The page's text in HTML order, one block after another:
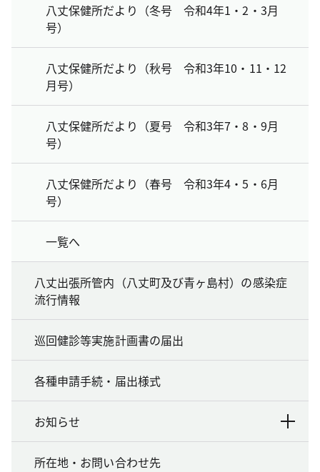
八丈保健所だより（冬号 令和4年1・2・3月
号）
八丈保健所だより（秋号 令和3年10・11・12
月号）
八丈保健所だより（夏号 令和3年7・8・9月
号）
八丈保健所だより（春号 令和3年4・5・6月
号）
一覧へ
八丈出張所管内（八丈町及び青ヶ島村）の感染症
流行情報
巡回健診等実施計画書の届出
各種申請手続・届出様式
お知らせ
所在地・お問い合わせ先